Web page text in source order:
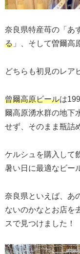
奈良県特産苺の「あ
る 」、そして曽爾高
どちらも初見のレア
曾爾高原ビールは
爾高原湧水群の地下
せず、そのまま瓶詰
ケルシュを購入して
暑い日に最適なビー
奈良県といえば、あ
ないのかなとお店を
スで見つけました！